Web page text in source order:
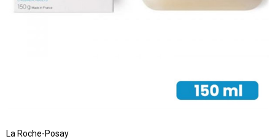
La Roche-Posay